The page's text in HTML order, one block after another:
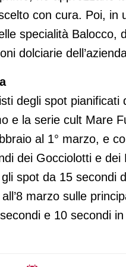
con cura. Poi, in
specialità Balocco,
dolciarie
degli spot pianificati
e la serie cult Mare
al 1° marzo, e
dei Gocciolotti e
spot da 15 secondi
marzo sulle
e 10 secondi